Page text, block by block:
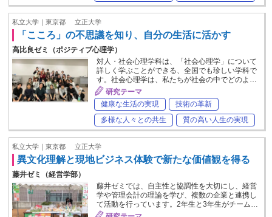
私立大学｜東京都 立正大学
「こころ」の不思議を知り、自分の生活に活かす
高比良ゼミ（ポジティブ心理学）
対人・社会心理学科は、「社会心理学」について
詳しく学ぶことができる、全国でも珍しい学科で
す。社会心理学は、私たちが社会の中でどのよ…
研究テーマ
健康な生活の実現
技術の革新
多様な人々との共生
質の高い人生の実現
私立大学｜東京都 立正大学
異文化理解と現地ビジネス体験で新たな価値観を得る
藤井ゼミ（経営学部）
藤井ゼミでは、自主性と協調性を大切にし、経営
学や管理会計の理論を学び、複数の企業と連携し
て活動を行っています。2年生と3年生がチーム…